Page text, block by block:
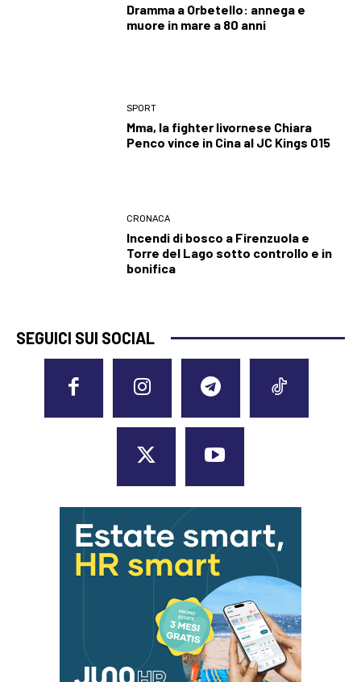
Dramma a Orbetello: annega e
muore in mare a 80 anni
SPORT
Mma, la fighter livornese Chiara
Penco vince in Cina al JC Kings 015
CRONACA
Incendi di bosco a Firenzuola e
Torre del Lago sotto controllo e in
bonifica
SEGUICI SUI SOCIAL